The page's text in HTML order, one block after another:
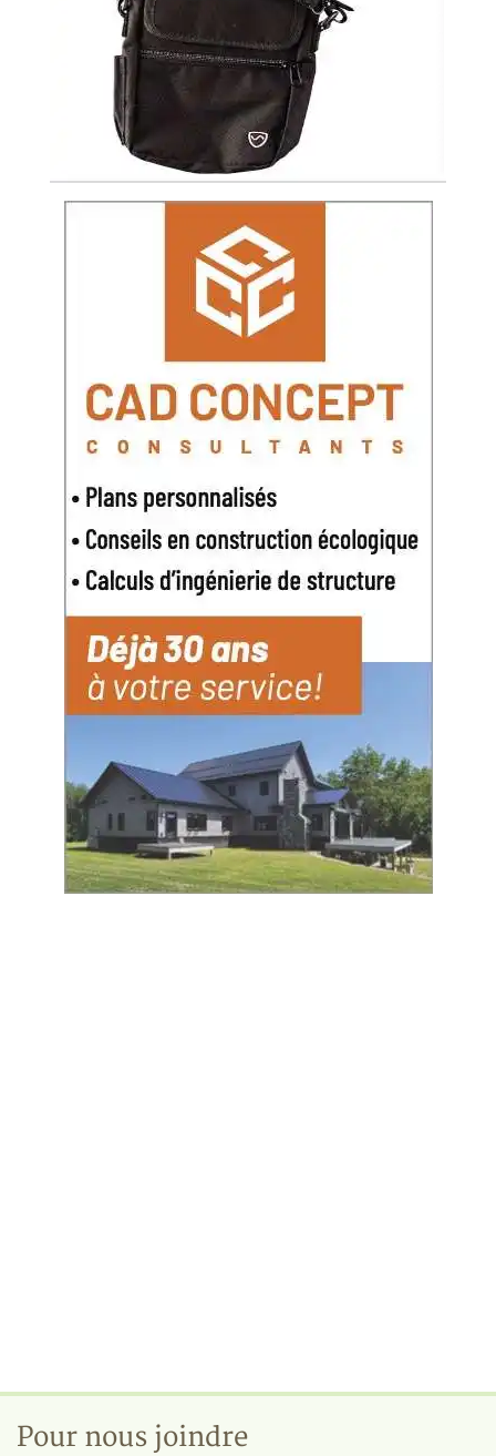
Pour nous joindre